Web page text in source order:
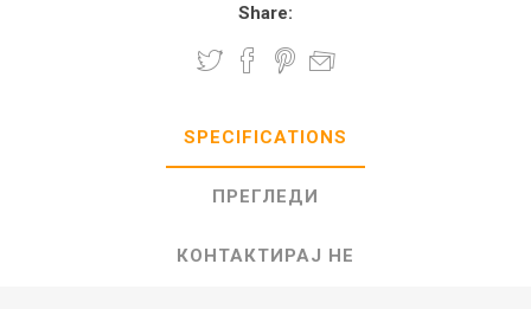
Share:
SPECIFICATIONS
ПРЕГЛЕДИ
КОНТАКТИРАЈ НЕ